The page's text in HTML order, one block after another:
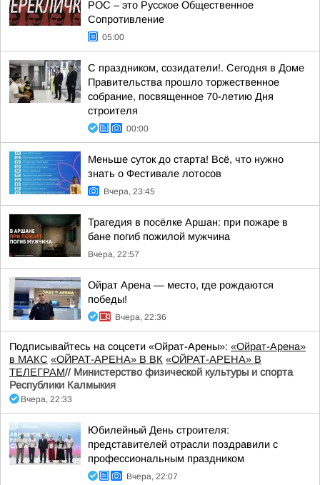
РОС – это Русское Общественное
Сопротивление
05:00
С праздником, созидатели!. Сегодня в Доме
Правительства прошло торжественное
собрание, посвященное 70-летию Дня
строителя
00:00
Меньше суток до старта! Всё, что нужно
знать о Фестивале лотосов
Вчера, 23:45
Трагедия в посёлке Аршан: при пожаре в
бане погиб пожилой мужчина
Вчера, 22:57
Ойрат Арена — место, где рождаются
победы!
Вчера, 22:36
Подписывайтесь на соцсети «Ойрат-Арены»: «Ойрат-Арена»
в МАКС «ОЙРАТ-АРЕНА» В ВК «ОЙРАТ-АРЕНА» В
ТЕЛЕГРАМ// Министерство физической культуры и спорта
Республики Калмыкия
Вчера, 22:33
Юбилейный День строителя:
представителей отрасли поздравили с
профессиональным праздником
Вчера, 22:07